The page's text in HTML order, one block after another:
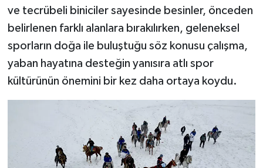
ve tecrübeli biniciler sayesinde besinler, önceden
belirlenen farklı alanlara bırakılırken, geleneksel
sporların doğa ile buluştuğu söz konusu çalışma,
yaban hayatına desteğin yanısıra atlı spor
kültürünün önemini bir kez daha ortaya koydu.